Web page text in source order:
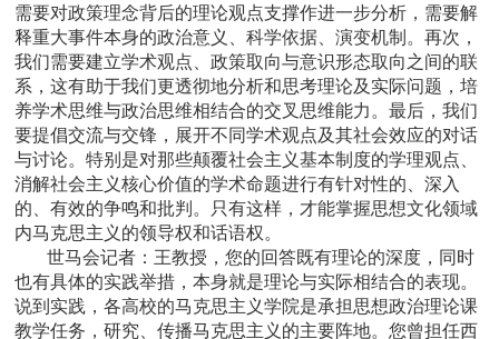
需要对政策理念背后的理论观点支撑作进一步分析，需要解
释重大事件本身的政治意义、科学依据、演变机制。再次，
我们需要建立学术观点、政策取向与意识形态取向之间的联
系，这有助于我们更透彻地分析和思考理论及实际问题，培
养学术思维与政治思维相结合的交叉思维能力。最后，我们
要提倡交流与交锋，展开不同学术观点及其社会效应的对话
与讨论。特别是对那些颠覆社会主义基本制度的学理观点、
消解社会主义核心价值的学术命题进行有针对性的、深入
的、有效的争鸣和批判。只有这样，才能掌握思想文化领域
内马克思主义的领导权和话语权。
世马会记者： 王教授，您的回答既有理论的深度，同时
也有具体的实践举措，本身就是理论与实际相结合的表现。
说到实践，各高校的马克思主义学院是承担思想政治理论课
教学任务，研究、传播马克思主义的主要阵地。您曾担任西